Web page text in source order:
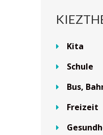
Kita
Schule
Bus,
Freizeit